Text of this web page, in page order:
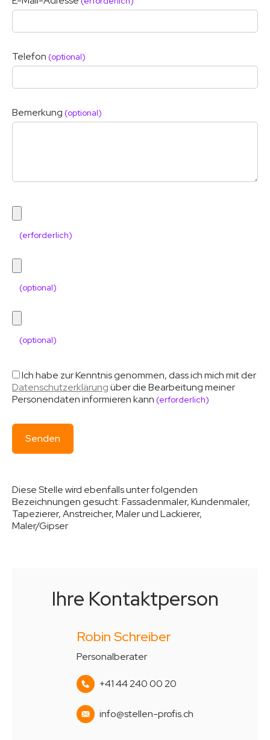
Telefon (optional)
Bemerkung (optional)
(erforderlich)
(optional)
(optional)
Ich habe zur Kenntnis genommen, dass ich mich mit der
Datenschutzerklärungüber die Bearbeitung meiner
Personendaten informieren kann (erforderlich)
Diese Stelle wird ebenfalls unter folgenden
Bezeichnungen gesucht:Fassadenmaler, Kundenmaler,
Tapezierer, Anstreicher, Maler und Lackierer,
Maler/Gipser
Ihre Kontaktperson
Robin Schreiber
Personalberater
+41 44 240 00 20
info@stellen-profis.ch